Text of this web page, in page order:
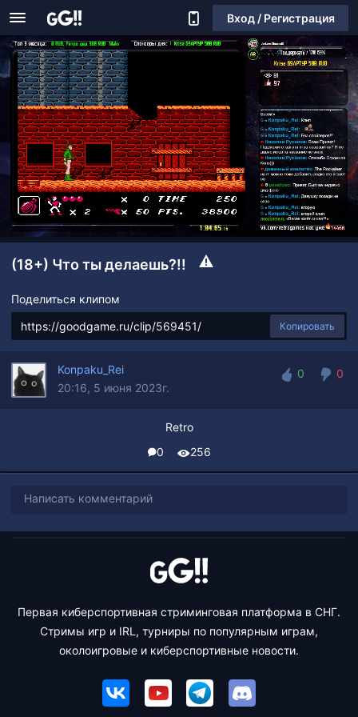
Вход / Регистрация
(18+) Что ты делаешь?!!
Поделиться клипом
Копировать
Konpaku_Rei
20:16, 5 июня 2023г.
0
0
Retro
0
256
Написать комментарий
Первая киберспортивная стриминговая платформа в СНГ.
Стримы игр и IRL, турниры по популярным играм,
околоигровые и киберспортивные новости.